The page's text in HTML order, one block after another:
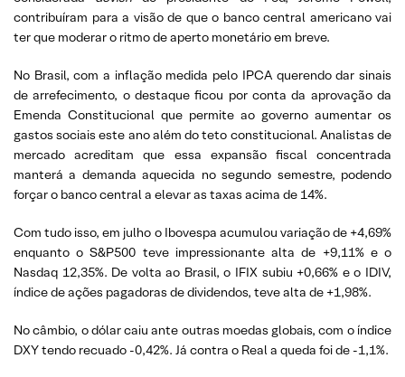
contribuíram para a visão de que o banco central americano vai
ter que moderar o ritmo de aperto monetário em breve.
No Brasil, com a inflação medida pelo IPCA querendo dar sinais
de arrefecimento, o destaque ficou por conta da aprovação da
Emenda Constitucional que permite ao governo aumentar os
gastos sociais este ano além do teto constitucional. Analistas de
mercado acreditam que essa expansão fiscal concentrada
manterá a demanda aquecida no segundo semestre, podendo
forçar o banco central a elevar as taxas acima de 14%.
Com tudo isso, em julho o Ibovespa acumulou variação de +4,69%
enquanto o S&P500 teve impressionante alta de +9,11% e o
Nasdaq 12,35%. De volta ao Brasil, o IFIX subiu +0,66% e o IDIV,
índice de ações pagadoras de dividendos, teve alta de +1,98%.
No câmbio, o dólar caiu ante outras moedas globais, com o índice
DXY tendo recuado -0,42%. Já contra o Real a queda foi de -1,1%.